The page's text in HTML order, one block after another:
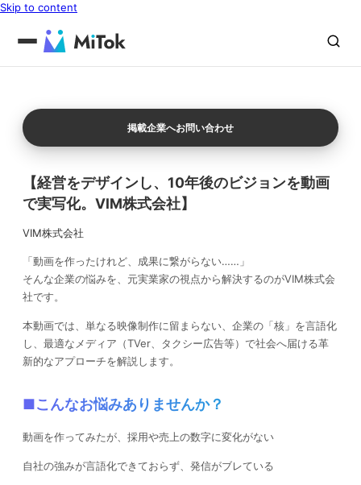
Skip to content
【経営をデザインし、10年後のビジョンを動画
で実写化。VIM株式会社】
VIM株式会社
「動画を作ったけれど、成果に繋がらない……」
そんな企業の悩みを、元実業家の視点から解決するのがVIM株式会
社です。
本動画では、単なる映像制作に留まらない、企業の「核」を言語化
し、最適なメディア（TVer、タクシー広告等）で社会へ届ける革
新的なアプローチを解説します。
■こんなお悩みありませんか？
動画を作ってみたが、採用や売上の数字に変化がない
自社の強みが言語化できておらず、発信がブレている
掲載企業へお問い合わせ